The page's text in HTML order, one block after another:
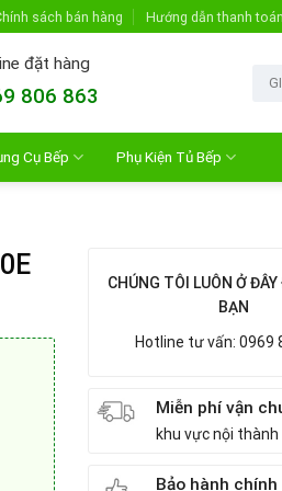
sách bán hàng Hướng dẫn thanh toán
đặt hàng
806 863
Cụ Bếp Phụ Kiện Tủ Bếp
CHÚNG TÔI LUÔN Ở
BẠN
Hotline tư vấn: 0969
Miễn phí vận
khu vực nội thành
Bảo hành chính